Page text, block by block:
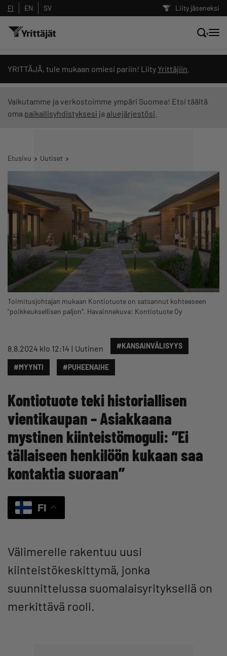
Liity jäseneksi
FI EN SV
YRITTÄJÄ, tule mukaan omiesi pariin! Liity Yrittäjiin
Vaikutamme ja verkostoimme ympäri Suomea! Etsi täältä
oma paikallisyhdistyksesi ja aluejärjestösi
Etusivu Uutiset
Toimitusjohtajan mukaan Kontiotuote on satsannut kohteeseen
”poikkeuksellisen paljon”. Havainnekuva: Kontiotuote Oy
8.8.2024 klo 12:14 Uutinen #KANSAINVÄLISYYS
#MYYNTI #PUHEENAIHE
Kontiotuote teki historiallisen
vientikaupan – Asiakkaana
mystinen kiinteistömoguli: ”Ei
tällaiseen henkilöön kukaan saa
kontaktia suoraan”
FI
Välimerelle rakentuu uusi
kiinteistökeskittymä, jonka
suunnittelussa suomalaisyrityksellä on
merkittävä rooli.
Hae sivustolta tai kysy suoraan
Yrittäjien tekoälyltä
Suodata hakutuloksia: näytä kaikki sisältö